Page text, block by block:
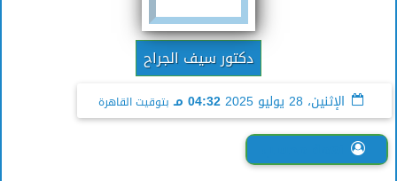
دكتور سيف الجراح
الإثنين، 28 يوليو 2025 04:32 مـ بتوقيت القاهرة